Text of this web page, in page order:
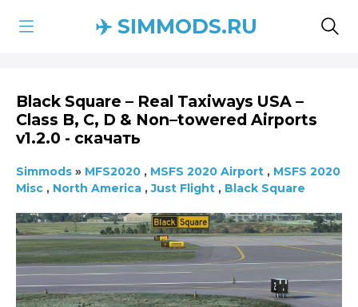
✈️ SIMMODS.RU
Black Square – Real Taxiways USA –
Class B, C, D & Non–towered Airports
v1.2.0 - скачать
Simmods » MFS2020 , MSFS 2020 Airport , MSFS 2020
Misc , North America ,Just Flight , Black Square